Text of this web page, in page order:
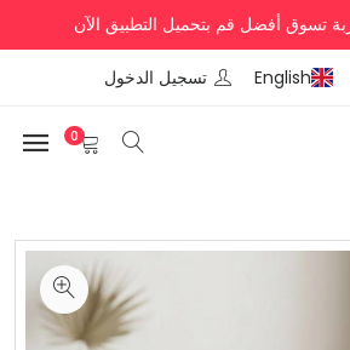
تسوق أفضل قم بتحميل التطبيق الآن
English تسجيل الدخول
0